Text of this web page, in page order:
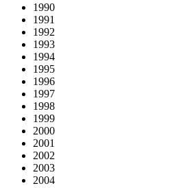
1990
1991
1992
1993
1994
1995
1996
1997
1998
1999
2000
2001
2002
2003
2004